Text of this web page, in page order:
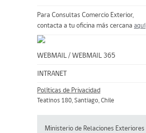
Para Consultas Comercio Exterior,
contacta a tu oficina más cercana aquí
WEBMAIL / WEBMAIL 365
INTRANET
Políticas de Privacidad
Teatinos 180, Santiago, Chile
Ministerio de Relaciones Exteriores